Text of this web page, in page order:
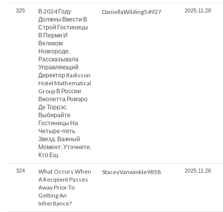
325
В 2024 Году
Должны Ввести В
Строй Гостиницы
В Перми И
Великом
Новгороде,
Рассказывала
Управляющий
Директор Radisson
Hotel Mathematical
Group В России
Виолетта Ромэро
Де Торрэс.
Выбирайте
Гостиницы На
Четыре-пять
Звезд. Важный
Момент: Уточните,
Кто Ещ
DaniellaWilding54927 2025.11.28
324
What Occurs When
A Recipient Passes
Away Prior To
Getting An
Inheritance?
StaceyVanwinkle9858 2025.11.26